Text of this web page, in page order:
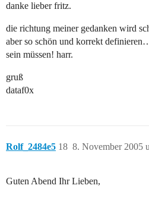
danke lieber fritz.
die richtung meiner gedanken wird
aber so schön und korrekt
sein müssen! harr.
gruß
dataf0x
Rolf_2484e5 8. November 2005
18
Guten Abend Ihr Lieben,